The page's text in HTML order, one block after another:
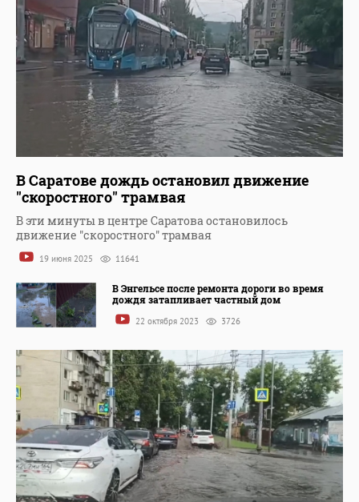
В Саратове дождь остановил движение
"скоростного" трамвая
В эти минуты в центре Саратова остановилось
движение "скоростного" трамвая
19 июня 2025 11641
В Энгельсе после ремонта дороги во время
дождя затапливает частный дом
22 октября 2023 3726